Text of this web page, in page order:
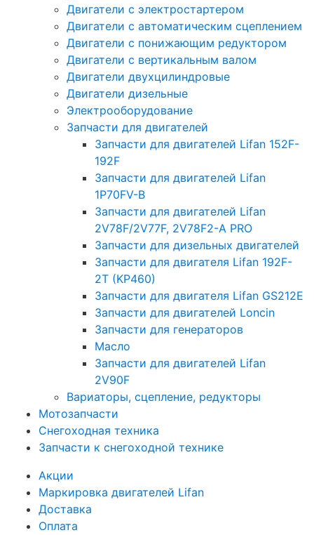
Двигатели с электростартером
Двигатели с автоматическим сцеплением
Двигатели с понижающим редуктором
Двигатели с вертикальным валом
Двигатели двухцилиндровые
Двигатели дизельные
Электрооборудование
Запчасти для двигателей
Запчасти для двигателей Lifan 152F-
192F
Запчасти для двигателей Lifan
1P70FV-B
Запчасти для двигателей Lifan
2V78F/2V77F, 2V78F2-A PRO
Запчасти для дизельных двигателей
Запчасти для двигателя Lifan 192F-
2T (KP460)
Запчасти для двигателя Lifan GS212E
Запчасти для двигателей Loncin
Запчасти для генераторов
Масло
Запчасти для двигателей Lifan
2V90F
Вариаторы, сцепление, редукторы
Мотозапчасти
Снегоходная техника
Запчасти к снегоходной технике
Акции
Маркировка двигателей Lifan
Доставка
Оплата